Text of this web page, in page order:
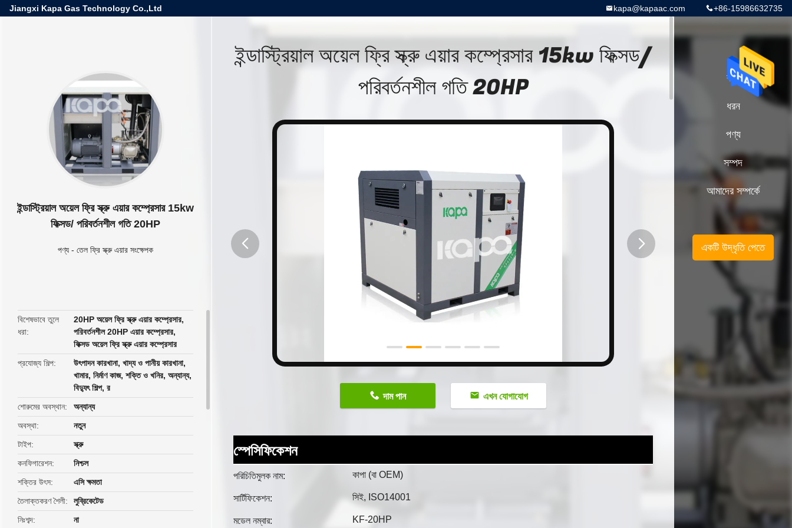
Jiangxi Kapa Gas Technology Co.,Ltd +86-15986632735
kapa@kapaac.com
ইন্ডাস্ট্রিয়াল অয়েল ফ্রি স্ক্রু এয়ার কম্প্রেসার 15kw
ফিক্সড/ পরিবর্তনশীল গতি 20HP
পণ্য - তেল ফ্রি স্ক্রু এয়ার সংক্ষেপক
বিশেষভাবে তুলে
ধরা
20HP অয়েল ফ্রি স্ক্রু এয়ার কম্প্রেসার,
পরিবর্তনশীল 20HP এয়ার কম্প্রেসার,
ফিক্সড অয়েল ফ্রি স্ক্রু এয়ার কম্প্রেসার
প্রযোজ্য শিল্প
উৎপাদন কারখানা, খাদ্য ও পানীয় কারখানা,
খামার, নির্মাণ কাজ, শক্তি ও খনির, অন্যান্য,
বিদ্যুৎ শিল্প, র
শোরুমের অবস্থান
অন্যান্য
অবস্থা
নতুন
টাইপ
স্ক্রু
কনফিগারেশন
নিশ্চল
শক্তির উৎস
এসি ক্ষমতা
তৈলাক্তকরণ শৈলী
লুব্রিকেটেড
নিঃশব্দ
না
ইন্ডাস্ট্রিয়াল অয়েল ফ্রি স্ক্রু এয়ার কম্প্রেসার 15kw ফিক্সড/
পরিবর্তনশীল গতি 20HP
দাম পান এখন যোগাযোগ
স্পেসিফিকেশন
পরিচিতিমুলক নাম: কাপা (বা OEM)
সার্টিফিকেশন: সিই, ISO14001
মডেল নম্বার: KF-20HP
বাড়ি
ধরন
পণ্য
সম্পদ
আমাদের সম্পর্কে
একটি উদ্ধৃতি পেতে